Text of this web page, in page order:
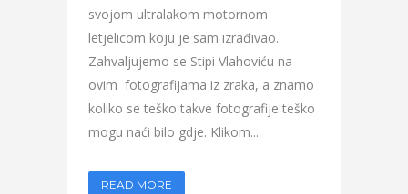
svojom ultralakom motornom
letjelicom koju je sam izrađivao.
Zahvaljujemo se Stipi Vlahoviću na
ovim fotografijama iz zraka, a znamo
koliko se teško takve fotografije teško
mogu naći bilo gdje. Klikom...
READ MORE